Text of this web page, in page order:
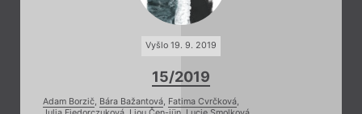
Vyšlo 19. 9. 2019
15/2019
Adam Borzič, Bára Bažantová, Fatima Cvrčková,